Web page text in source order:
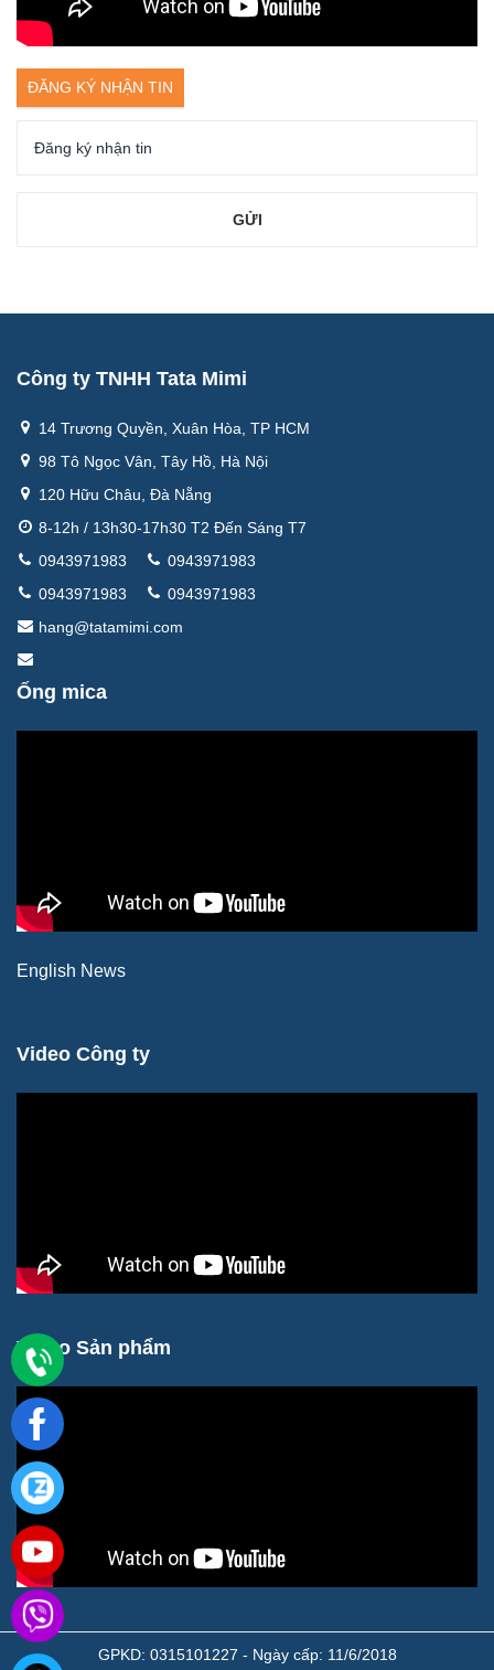
ĐĂNG KÝ NHẬN TIN
Công ty TNHH Tata Mimi
14 Trương Quyền, Xuân Hòa, TP HCM
98 Tô Ngọc Vân, Tây Hồ, Hà Nội
120 Hữu Châu, Đà Nẵng
8-12h / 13h30-17h30 T2 Đến Sáng T7
0943971983
0943971983
0943971983
0943971983
hang@tatamimi.com
Ống mica
English News
Video Công ty
Video Sản phẩm
GPKD: 0315101227 - Ngày cấp: 11/6/2018